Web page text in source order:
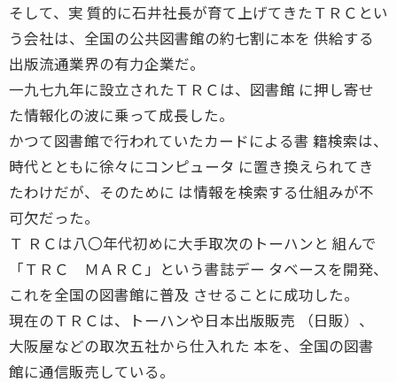
そして、実 質的に石井社長が育て上げてきたＴＲＣとい
う会社は、全国の公共図書館の約七割に本を 供給する
出版流通業界の有力企業だ。
一九七九年に設立されたＴＲＣは、図書館 に押し寄せ
た情報化の波に乗って成長した。
かつて図書館で行われていたカードによる書 籍検索は、
時代とともに徐々にコンピュータ に置き換えられてき
たわけだが、そのために は情報を検索する仕組みが不
可欠だった。
Ｔ ＲＣは八〇年代初めに大手取次のトーハンと 組んで
「ＴＲＣ ＭＡＲＣ」という書誌デー タベースを開発、
これを全国の図書館に普及 させることに成功した。
現在のＴＲＣは、トーハンや日本出版販売 （日販）、
大阪屋などの取次五社から仕入れた 本を、全国の図書
館に通信販売している。